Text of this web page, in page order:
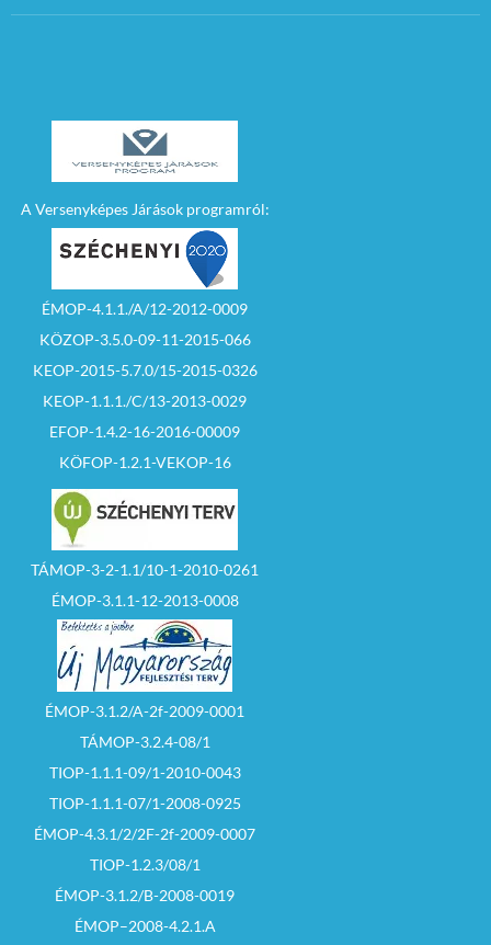
A Versenyképes Járások programról:
ÉMOP-4.1.1./A/12-2012-0009
KÖZOP-3.5.0-09-11-2015-066
KEOP-2015-5.7.0/15-2015-0326
KEOP-1.1.1./C/13-2013-0029
EFOP-1.4.2-16-2016-00009
KÖFOP-1.2.1-VEKOP-16
TÁMOP-3-2-1.1/10-1-2010-0261
ÉMOP-3.1.1-12-2013-0008
ÉMOP-3.1.2/A-2f-2009-0001
TÁMOP-3.2.4-08/1
TIOP-1.1.1-09/1-2010-0043
TIOP-1.1.1-07/1-2008-0925
ÉMOP-4.3.1/2/2F-2f-2009-0007
TIOP-1.2.3/08/1
ÉMOP-3.1.2/B-2008-0019
ÉMOP–2008-4.2.1.A